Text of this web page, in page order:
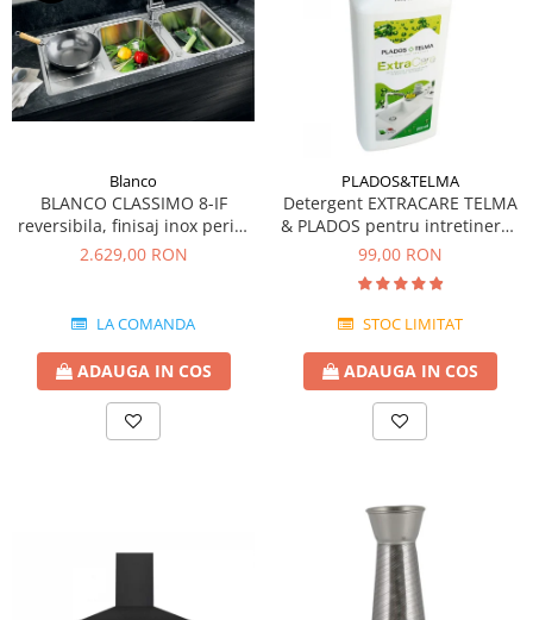
Blanco
BLANCO CLASSIMO 8-IF
reversibila, finisaj inox periat
si excentric
2.629,00 RON
LA COMANDA
ADAUGA IN COS
PLADOS&TELMA
Detergent EXTRACARE TELMA
& PLADOS pentru intretinerea
si curatarea chiuvetelor din
Granit
99,00 RON
STOC LIMITAT
ADAUGA IN COS